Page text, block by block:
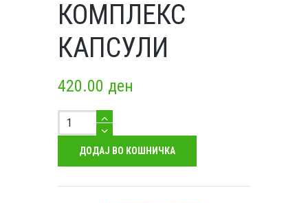
КОМПЛЕКС
КАПСУЛИ
420.00 ден
МагКомбо-
Магнезиум
Комплекс
ДОДАЈ ВО КОШНИЧКА